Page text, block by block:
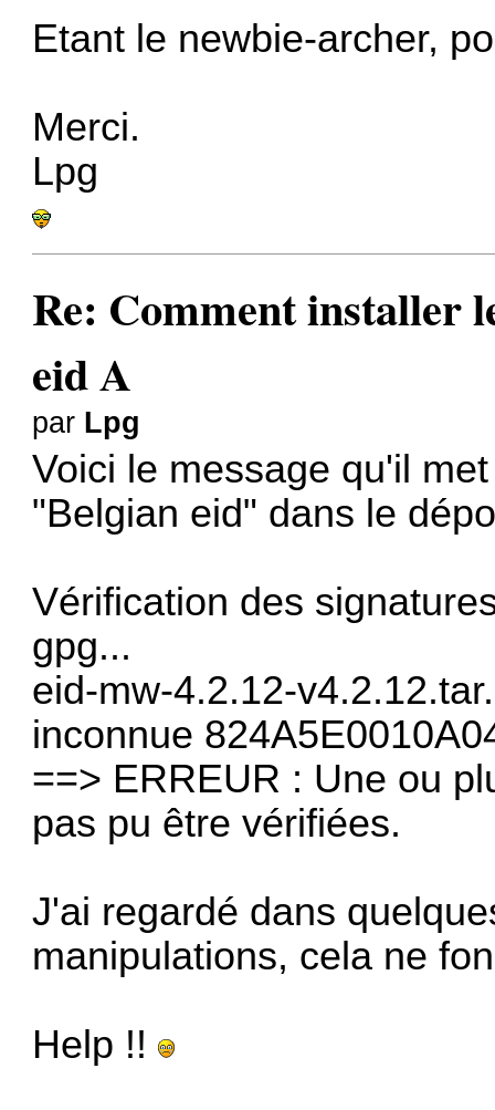
Etant le newbie-archer,
Merci.
Lpg
Re: Comment installer
eid A
par Lpg
Voici le message qu'il
"Belgian eid" dans le
Vérification des
gpg...
eid-mw-4.2.12-
inconnue
==> ERREUR : Une ou
pas pu être vérifiées.
J'ai regardé dans
manipulations, cela ne
Help !!